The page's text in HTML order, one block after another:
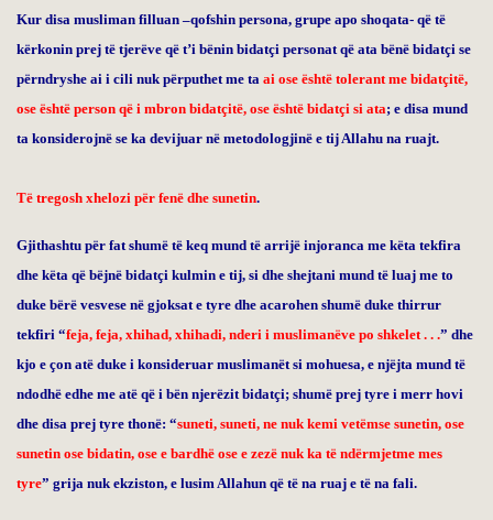
Kur disa musliman filluan –qofshin persona, grupe apo shoqata- që të
kërkonin prej të tjerëve që t’i bënin bidatçi personat që ata bënë bidatçi se
përndryshe ai i cili nuk përputhet me ta ai ose është tolerant me bidatçitë,
ose është person që i mbron bidatçitë, ose është bidatçi si ata; e disa mund
ta konsiderojnë se ka devijuar në metodologjinë e tij Allahu na ruajt.
Të tregosh xhelozi për fenë dhe sunetin.
Gjithashtu për fat shumë të keq mund të arrijë injoranca me këta tekfira
dhe këta që bëjnë bidatçi kulmin e tij, si dhe shejtani mund të luaj me to
duke bërë vesvese në gjoksat e tyre dhe acarohen shumë duke thirrur
tekfiri “feja, feja, xhihad, xhihadi, nderi i muslimanëve po shkelet . . .” dhe
kjo e çon atë duke i konsideruar muslimanët si mohuesa, e njëjta mund të
ndodhë edhe me atë që i bën njerëzit bidatçi; shumë prej tyre i merr hovi
dhe disa prej tyre thonë: “suneti, suneti, ne nuk kemi vetëmse sunetin, ose
sunetin ose bidatin, ose e bardhë ose e zezë nuk ka të ndërmjetme mes
tyre” grija nuk ekziston, e lusim Allahun që të na ruaj e të na fali.